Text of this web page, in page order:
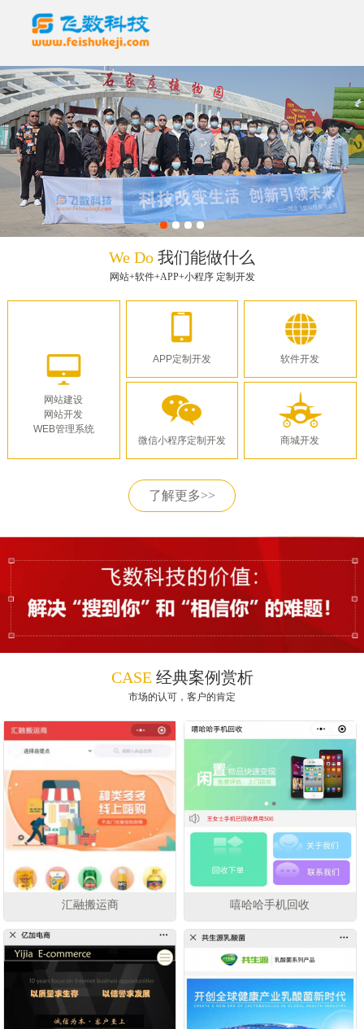
We Do 我们能做什么
网站+软件+APP+小程序 定制开发
网站建设
网站开发
WEB管理系统
APP定制开发
微信小程序定制开发
软件开发
商城开发
了解更多>>
CASE经典案例赏析
市场的认可，客户的肯定
汇融搬运商 嘻哈哈手机回收